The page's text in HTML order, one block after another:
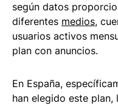
según datos
diferentes medios,
usuarios activos
plan con anuncios.
En España,
han elegido este